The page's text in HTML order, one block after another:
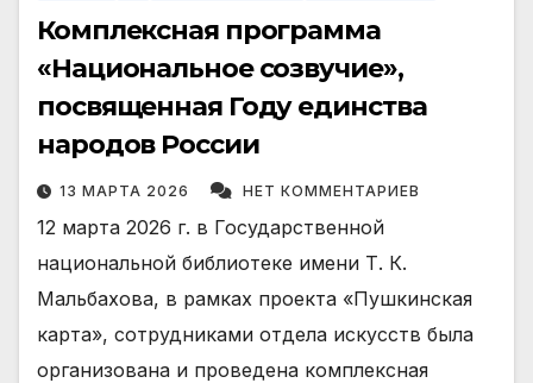
Комплексная программа
«Национальное созвучие»,
посвященная Году единства
народов России
13 МАРТА 2026 НЕТ КОММЕНТАРИЕВ
12 марта 2026 г. в Государственной
национальной библиотеке имени Т. К.
Мальбахова, в рамках проекта «Пушкинская
карта», сотрудниками отдела искусств была
организована и проведена комплексная